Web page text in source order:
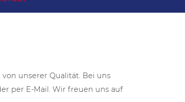
unserer Qualität. Bei uns
per E-Mail. Wir freuen uns auf